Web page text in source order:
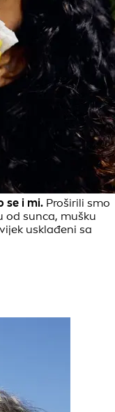
se i mi. Proširili smo
od sunca, mušku
usklađeni sa